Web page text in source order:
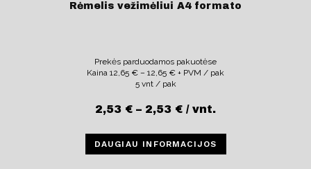
Rėmelis vežimėliui A4 formato
Prekės parduodamos pakuotėse
Kaina 12,65 € – 12,65 € + PVM / pak
5 vnt / pak
2,53 € – 2,53 € / vnt.
DAUGIAU INFORMACIJOS